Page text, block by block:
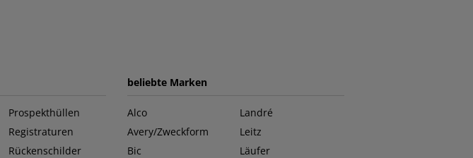
Prospekthüllen
Registraturen
Rückenschilder
beliebte Marken
Alco
Avery/Zweckform
Bic
Landré
Leitz
Läufer